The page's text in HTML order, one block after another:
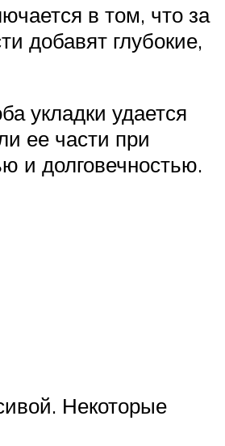
в том, что за
добавят глубокие,
укладки удается
ее части при
и долговечностью.
Некоторые